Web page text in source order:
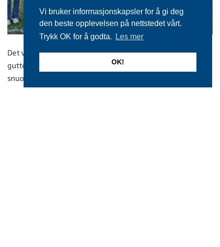
Vi bruker informasjonskapsler for å gi deg
den beste opplevelsen på nettstedet vårt.
Trykk OK for å godta.
Les mer
OK!
Det var stor stas for store og små. Jentene fikk også heiet
gutter 2010 til seier og inspirert 2012 til tidenes
snuoperasjon.